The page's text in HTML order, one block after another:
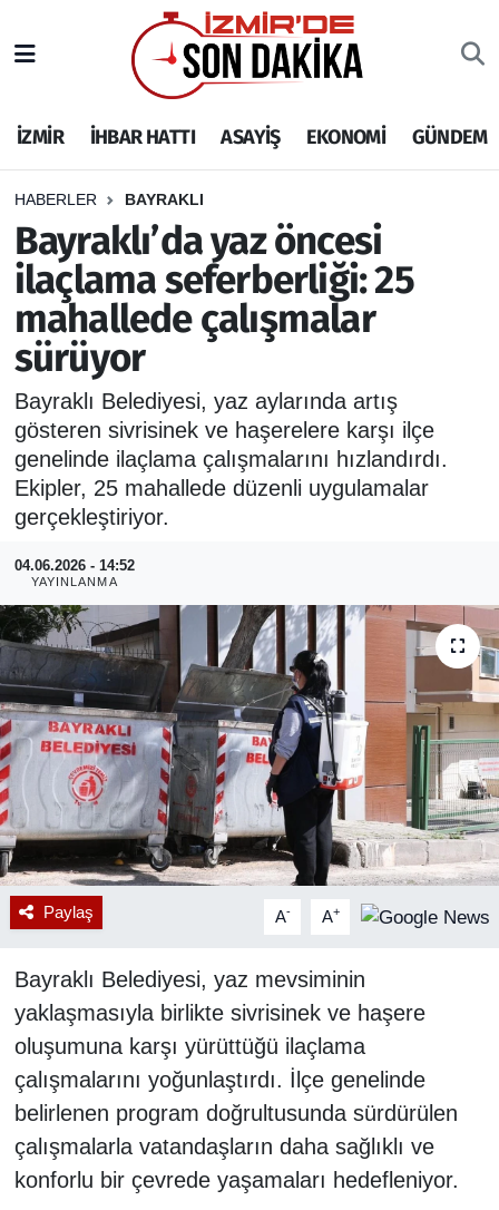
İZMİR İHBAR HATTI ASAYİŞ EKONOMİ GÜNDEM
HABERLER BAYRAKLI
Bayraklı’da yaz öncesi
ilaçlama seferberliği: 25
mahallede çalışmalar
sürüyor
Bayraklı Belediyesi, yaz aylarında artış
gösteren sivrisinek ve haşerelere karşı ilçe
genelinde ilaçlama çalışmalarını hızlandırdı.
Ekipler, 25 mahallede düzenli uygulamalar
gerçekleştiriyor.
04.06.2026 - 14:52
YAYINLANMA
Paylaş A- A+
Bayraklı Belediyesi, yaz mevsiminin
yaklaşmasıyla birlikte sivrisinek ve haşere
oluşumuna karşı yürüttüğü ilaçlama
çalışmalarını yoğunlaştırdı. İlçe genelinde
belirlenen program doğrultusunda sürdürülen
çalışmalarla vatandaşların daha sağlıklı ve
konforlu bir çevrede yaşamaları hedefleniyor.
İHBAR HATTI
DEPREM
GENEL
EKONOMİ
SİYASET
SPOR
ASAYİŞ
İzmir Nöbetçi Eczaneler
İzmir Hava Durumu
İzmir Namaz Vakitleri
İzmir Trafik Yoğunluk Haritası
Puan Durumu ve Fikstür
Tüm Manşetler
Son Dakika Haberleri
Haber Arşivi